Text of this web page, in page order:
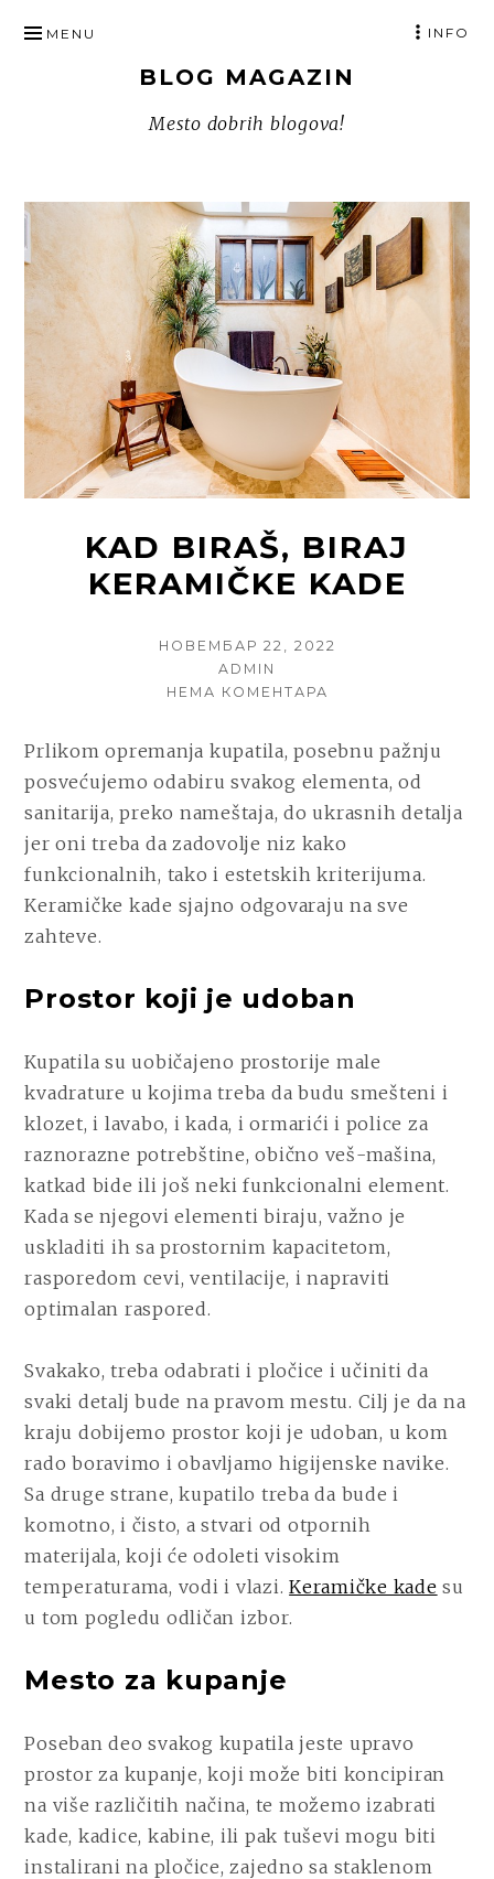
TO
BLOG MAGAZIN
Mesto dobrih blogova!
MENU INFO
KAD BIRAŠ, BIRAJ
KERAMIČKE KADE
POSTED
НОВЕМБАР 22, 2022
AUTHOR
ADMIN
НЕМА КОМЕНТАРА
BIRAJ
KERAMIČKE
KADE
Prlikom opremanja kupatila, posebnu pažnju
posvećujemo odabiru svakog elementa, od
sanitarija, preko nameštaja, do ukrasnih detalja
jer oni treba da zadovolje niz kako
funkcionalnih, tako i estetskih kriterijuma.
Keramičke kade sjajno odgovaraju na sve
zahteve.
Prostor koji je udoban
Kupatila su uobičajeno prostorije male
kvadrature u kojima treba da budu smešteni i
klozet, i lavabo, i kada, i ormarići i police za
raznorazne potrebštine, obično veš-mašina,
katkad bide ili još neki funkcionalni element.
Kada se njegovi elementi biraju, važno je
uskladiti ih sa prostornim kapacitetom,
rasporedom cevi, ventilacije, i napraviti
optimalan raspored.
Svakako, treba odabrati i pločice i učiniti da
svaki detalj bude na pravom mestu. Cilj je da na
kraju dobijemo prostor koji je udoban, u kom
rado boravimo i obavljamo higijenske navike.
Sa druge strane, kupatilo treba da bude i
komotno, i čisto, a stvari od otpornih
materijala, koji će odoleti visokim
temperaturama, vodi i vlazi.Keramičke kade su
u tom pogledu odličan izbor.
Mesto za kupanje
Poseban deo svakog kupatila jeste upravo
prostor za kupanje, koji može biti koncipiran
na više različitih načina, te možemo izabrati
kade, kadice, kabine, ili pak tuševi mogu biti
instalirani na pločice, zajedno sa staklenom